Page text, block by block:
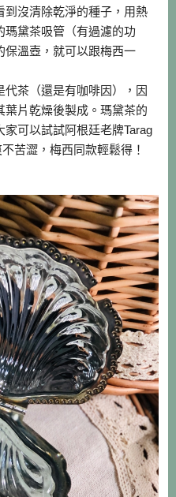
到沒清除乾淨的種子，用熱
瑪黛茶吸管（有過濾的功
保溫壺，就可以跟梅西一
茶（還是有咖啡因），因
片乾燥後製成。瑪黛茶的
可以試試阿根廷老牌Tarag
苦澀，梅西同款輕鬆得！